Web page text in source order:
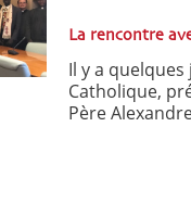
La rencontre
Il y a
Catholique,
Père